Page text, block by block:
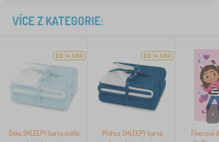
VÍCE Z KATEGORIE:
DO 14 DNŮ
Deka SHLEEPY barva světle
DO 14 DNŮ
Přehoz SHLEEPY barva
Fleecová
>